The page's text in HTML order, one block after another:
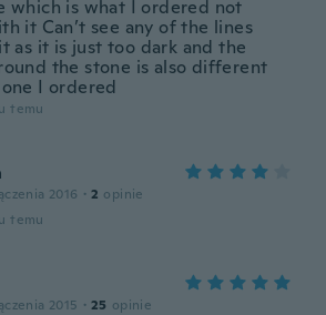
which is what I ordered not
it Can’t see any of the lines
as it is just too dark and the
the stone is also different
I ordered
temu
2016 · 2 opinie
temu
2015 · 25 opinie